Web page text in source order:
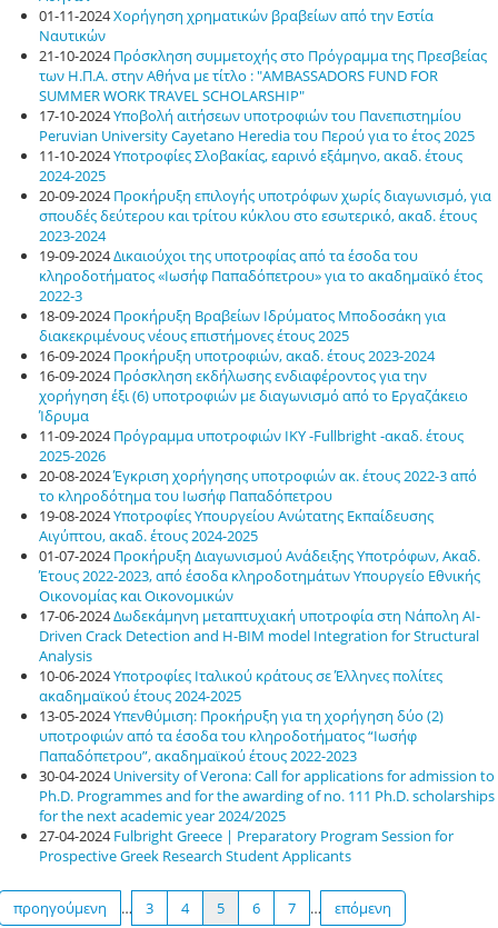
01-11-2024Χορήγηση χρηματικών βραβείων από την Εστία
Ναυτικών
21-10-2024Πρόσκληση συμμετοχής στο Πρόγραμμα της Πρεσβείας
των Η.Π.Α. στην Αθήνα με τίτλο : "AMBASSADORS FUND FOR
SUMMER WORK TRAVEL SCHOLARSHIP"
17-10-2024Υποβολή αιτήσεων υποτροφιών του Πανεπιστημίου
Peruvian University Cayetano Heredia του Περού για το έτος 2025
11-10-2024Υποτροφίες Σλοβακίας, εαρινό εξάμηνο, ακαδ. έτους
2024-2025
20-09-2024Προκήρυξη επιλογής υποτρόφων χωρίς διαγωνισμό, για
σπουδές δεύτερου και τρίτου κύκλου στο εσωτερικό, ακαδ. έτους
2023-2024
19-09-2024Δικαιούχοι της υποτροφίας από τα έσοδα του
κληροδοτήματος «Ιωσήφ Παπαδόπετρου» για το ακαδημαϊκό έτος
2022-3
18-09-2024Προκήρυξη Βραβείων Ιδρύματος Μποδοσάκη για
διακεκριμένους νέους επιστήμονες έτους 2025
16-09-2024Προκήρυξη υποτροφιών, ακαδ. έτους 2023-2024
16-09-2024Πρόσκληση εκδήλωσης ενδιαφέροντος για την
χορήγηση έξι (6) υποτροφιών με διαγωνισμό από το Εργαζάκειο
Ίδρυμα
11-09-2024Πρόγραμμα υποτροφιών ΙΚΥ -Fullbright -ακαδ. έτους
2025-2026
20-08-2024Έγκριση χορήγησης υποτροφιών ακ. έτους 2022-3 από
το κληροδότημα του Ιωσήφ Παπαδόπετρου
19-08-2024Υποτροφίες Υπουργείου Ανώτατης Εκπαίδευσης
Αιγύπτου, ακαδ. έτους 2024-2025
01-07-2024Προκήρυξη Διαγωνισμού Ανάδειξης Υποτρόφων, Ακαδ.
Έτους 2022-2023, από έσοδα κληροδοτημάτων Υπουργείο Εθνικής
Οικονομίας και Οικονομικών
17-06-2024Δωδεκάμηνη μεταπτυχιακή υποτροφία στη Νάπολη AI-
Driven Crack Detection and H-BIM model Integration for Structural
Analysis
10-06-2024Υποτροφίες Ιταλικού κράτους σε Έλληνες πολίτες
ακαδημαϊκού έτους 2024-2025
13-05-2024Υπενθύμιση: Προκήρυξη για τη χορήγηση δύο (2)
υποτροφιών από τα έσοδα του κληροδοτήματος “Ιωσήφ
Παπαδόπετρου”, ακαδημαϊκού έτους 2022-2023
30-04-2024University of Verona: Call for applications for admission to
Ph.D. Programmes and for the awarding of no. 111 Ph.D. scholarships
for the next academic year 2024/2025
27-04-2024Fulbright Greece | Preparatory Program Session for
Prospective Greek Research Student Applicants
προηγούμενη … 3 4 5 6 7 … επόμενη